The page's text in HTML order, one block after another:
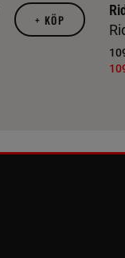
+ KÖP